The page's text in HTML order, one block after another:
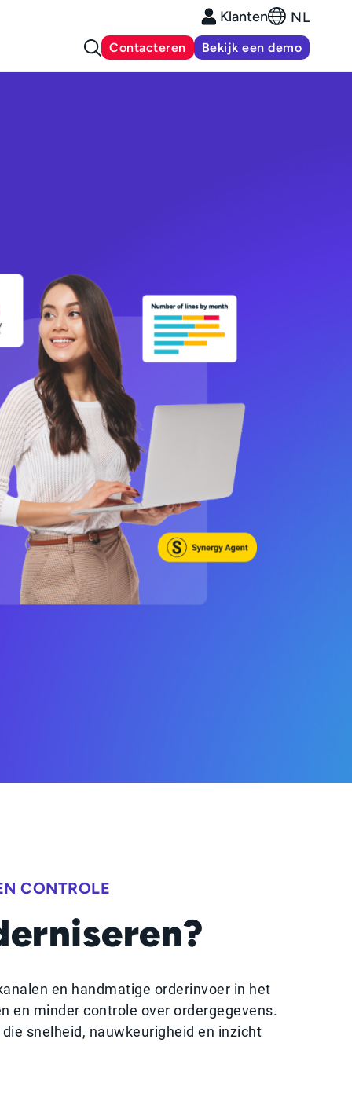
Klanten NL
Contacteren Bekijk een demo
CONTROLE
en handmatige orderinvoer in het
en minder controle over ordergegevens.
snelheid, nauwkeurigheid en inzicht